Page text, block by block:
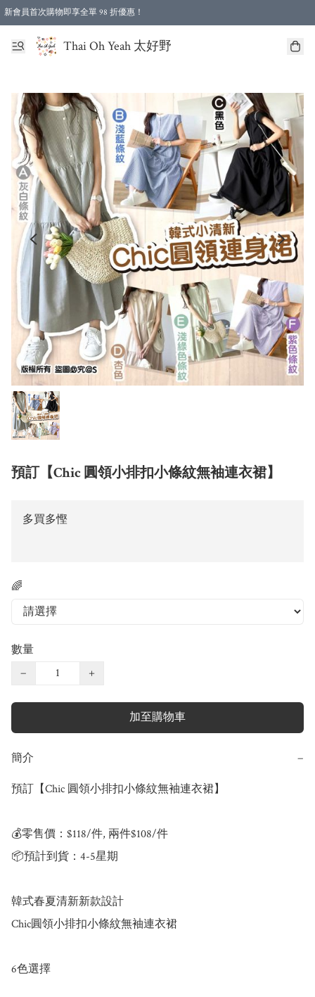
新會員首次購物即享全單 98 折優惠！
特選會員可享全單低至 96 折優惠！
Thai Oh Yeah 太好野
預訂【Chic 圓領小排扣小條紋無袖連衣裙】
多買多慳
🌈
數量
−
+
加至購物車
簡介 −
預訂【Chic 圓領小排扣小條紋無袖連衣裙】
💰零售價：$118/件, 兩件$108/件
📦預計到貨：4-5星期
韓式春夏清新新款設計
Chic圓領小排扣小條紋無袖連衣裙
6色選擇